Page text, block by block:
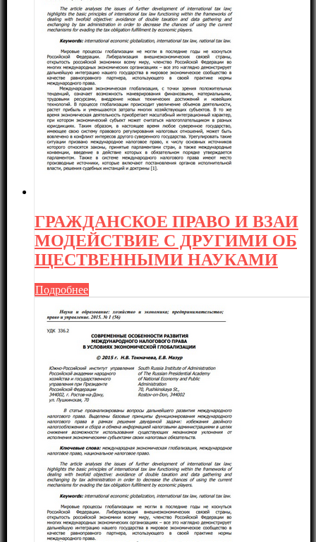
ГРАЖДАНСКОЕ ПРАВО И ВЗАИ
МОДЕЙСТВИЕ С ДРУГИМИ ОБ
ЩЕСТВЕННЫМИ НАУКАМИ
Подробнее